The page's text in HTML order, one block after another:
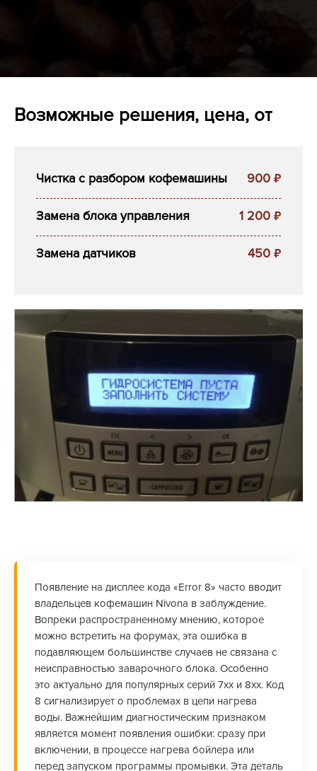
Возможные решения, цена, от
Чистка с разбором кофемашины 900 ₽
Замена блока управления 1 200 ₽
Замена датчиков 450 ₽
Появление на дисплее кода «Error 8» часто вводит
владельцев кофемашин Nivona в заблуждение.
Вопреки распространенному мнению, которое
можно встретить на форумах, эта ошибка в
подавляющем большинстве случаев не связана с
неисправностью заварочного блока. Особенно
это актуально для популярных серий 7xx и 8xx. Код
8 сигнализирует о проблемах в цепи нагрева
воды. Важнейшим диагностическим признаком
является момент появления ошибки: сразу при
включении, в процессе нагрева бойлера или
перед запуском программы промывки. Эта деталь